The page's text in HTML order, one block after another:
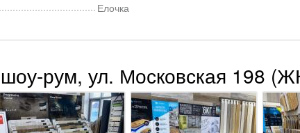
Елочка
рум, ул. Московская 198